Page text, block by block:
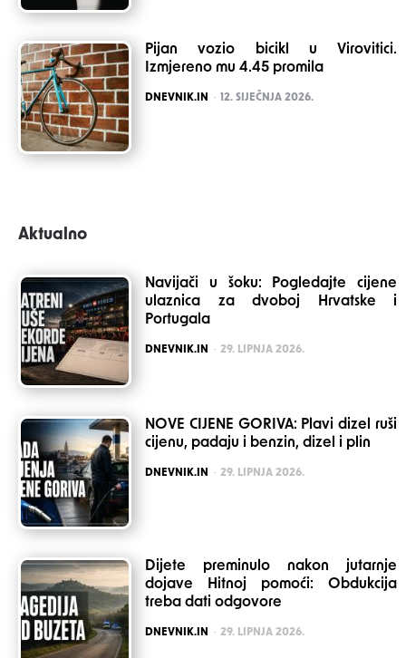
Pijan vozio bicikl u Virovitici.
Izmjereno mu 4.45 promila
POSTED
DNEVNIK.IN 12. SIJEČNJA 2026.
Aktualno
Navijači u šoku: Pogledajte cijene
ulaznica za dvoboj Hrvatske i
Portugala
POSTED
DNEVNIK.IN 29. LIPNJA 2026.
NOVE CIJENE GORIVA: Plavi dizel ruši
cijenu, padaju i benzin, dizel i plin
POSTED
DNEVNIK.IN 29. LIPNJA 2026.
Dijete preminulo nakon jutarnje
dojave Hitnoj pomoći: Obdukcija
treba dati odgovore
POSTED
DNEVNIK.IN 29. LIPNJA 2026.